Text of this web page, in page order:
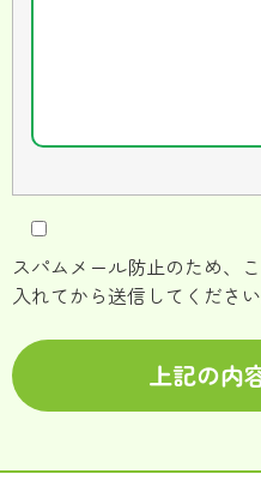
スパムメール防止のため、
入れてから送信してください